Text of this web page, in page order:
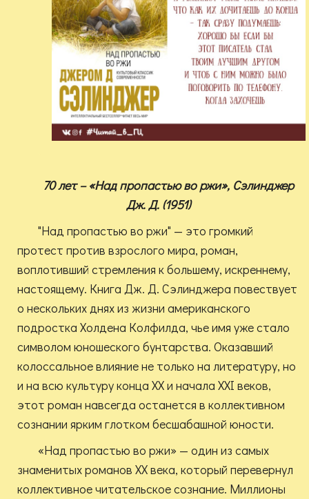
70 лет – «Над пропастью во ржи», Сэлинджер
Дж. Д. (1951)
"Над пропастью во ржи" — это громкий
протест против взрослого мира, роман,
воплотивший стремления к большему, искреннему,
настоящему. Книга Дж. Д. Сэлинджера повествует
о нескольких днях из жизни американского
подростка Холдена Колфилда, чье имя уже стало
символом юношеского бунтарства. Оказавший
колоссальное влияние не только на литературу, но
и на всю культуру конца XX и начала XXI веков,
этот роман навсегда останется в коллективном
сознании ярким глотком бесшабашной юности.
«Над пропастью во ржи» — один из самых
знаменитых романов XX века, который перевернул
коллективное читательское сознание. Миллионы